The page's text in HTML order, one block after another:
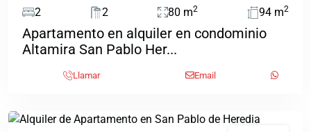
2 2 80 m2 94 m2
Apartamento en alquiler en condominio
Altamira San Pablo Her...
Llamar Email
Heredia,
San